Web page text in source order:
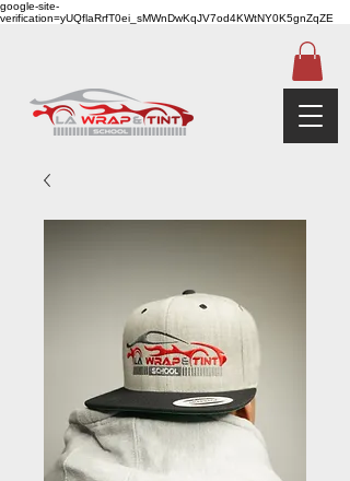
google-site-
verification=yUQflaRrfT0ei_sMWnDwKqJV7od4KWtNY0K5gnZqZE